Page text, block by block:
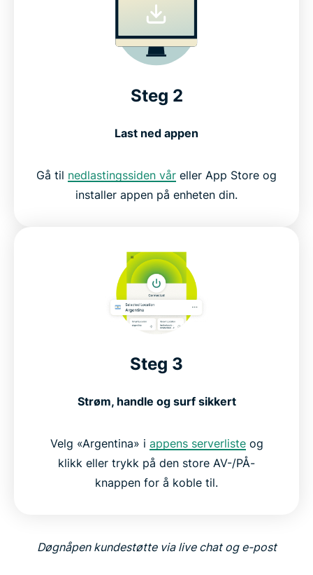
Steg 2
Last ned appen
Gå til nedlastingssiden vår eller App Store og
installer appen på enheten din.
Steg 3
Strøm, handle og surf sikkert
Velg «Argentina» i appens serverlisteog
klikk eller trykk på den store AV-/PÅ-
knappen for å koble til.
Døgnåpen kundestøtte via live chat og e-post